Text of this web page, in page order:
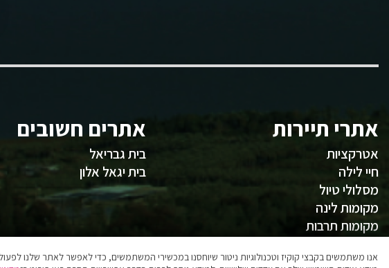
אתרי תיירות
אטרקציות
חיי לילה
מסלולי טיול
מקומות לינה
מקומות תרבות
אתרים חשובים
בית גבריאל
בית יגאל אלון
אנו משתמשים בקבצי קוקיז וטכנולוגיות ניטור שיוחסנו במכשירי המשתמשים, כדי לאפשר לאתר שלנו